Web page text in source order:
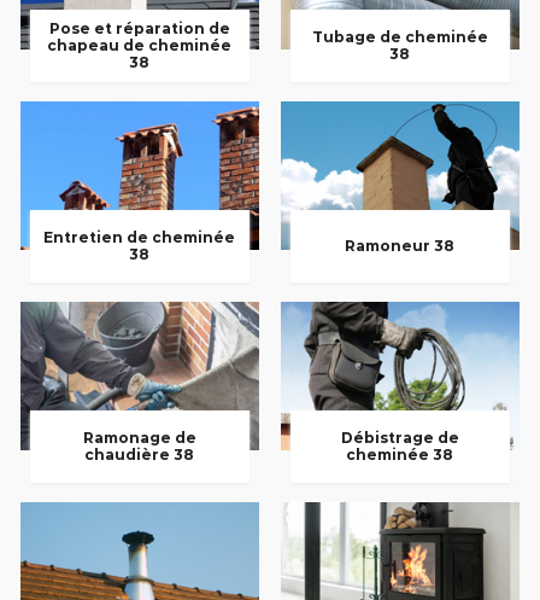
Pose et réparation de
chapeau de cheminée
38
Tubage de cheminée
38
Entretien de cheminée
38
Ramoneur 38
Ramonage de
chaudière 38
Débistrage de
cheminée 38